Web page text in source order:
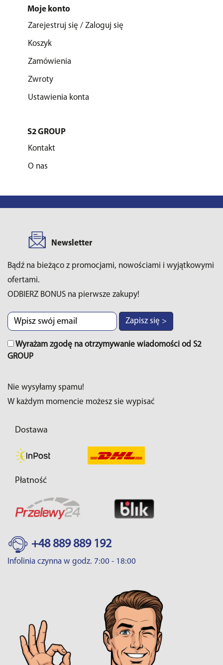
Moje konto
Zarejestruj się / Zaloguj się
Koszyk
Zamówienia
Zwroty
Ustawienia konta
S2 GROUP
Kontakt
O nas
Newsletter
Bądź na bieżąco z promocjami, nowościami i wyjątkowymi
ofertami.
ODBIERZ BONUS na pierwsze zakupy!
Zapisz się >
Wyrażam zgodę na otrzymywanie wiadomości od S2
GROUP
Nie wysyłamy spamu!
W każdym momencie możesz sie wypisać
Dostawa
Płatność
+48 889 889 192
Infolinia czynna w godz. 7:00 - 18:00